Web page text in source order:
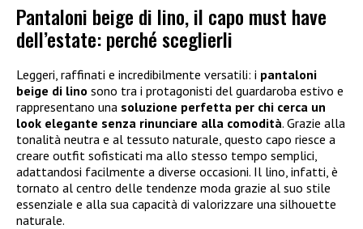
Pantaloni beige di lino, il capo must have
dell’estate: perché sceglierli
Leggeri, raffinati e incredibilmente versatili: i pantaloni
beige di lino sono tra i protagonisti del guardaroba estivo e
rappresentano una soluzione perfetta per chi cerca un
look elegante senza rinunciare alla comodità. Grazie alla
tonalità neutra e al tessuto naturale, questo capo riesce a
creare outfit sofisticati ma allo stesso tempo semplici,
adattandosi facilmente a diverse occasioni. Il lino, infatti, è
tornato al centro delle tendenze moda grazie al suo stile
essenziale e alla sua capacità di valorizzare una silhouette
naturale.